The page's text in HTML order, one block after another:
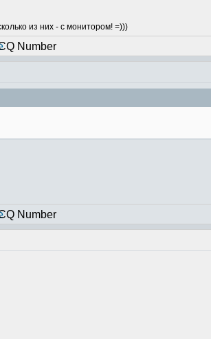
из них - с монитором! =)))